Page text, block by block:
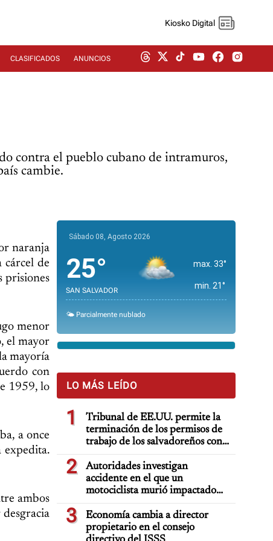
Kiosko Digital
CLASIFICADOS ANUNCIOS
contra el pueblo cubano de intramuros,
cambie.
naranja
cárcel de
prisiones
menor
el mayor
mayoría
con
1959, lo
a once
expedita.
ambos
Sábado 08, Agosto 2026
25°
SAN SALVADOR
max. 33°
min. 21°
🌤️ Parcialmente nublado
LO MÁS LEÍDO
1
Tribunal de EE.UU. permite la
terminación de los permisos de
trabajo de los salvadoreños con
TPS
2
Autoridades investigan
accidente en el que un
motociclista murió impactado
por auto deportivo de lujo
3
Economía cambia a director
propietario en el consejo